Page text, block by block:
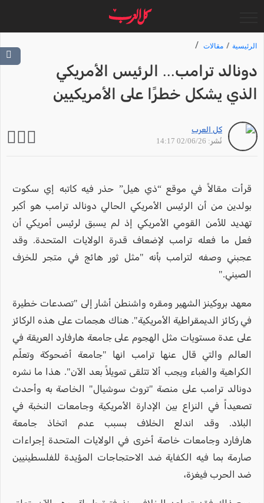
الرئيسية مقالات
دونالد ترامب... الرئيس الأمريكي
الذي يشكل خطرًا على الأمريكيين
كل العرب
نُشر: 02/06/26 14:17
قرأت مقالاً في موقع “ذي هيل” حذر فيه كاتبه إي سكوت
بولدين من أن الرئيس الأمريكي الحالي دونالد ترامب هو أكبر
تهديد للأمن القومي الأمريكي إذ لم يسبق لرئيس أمريكي أن
فعل ما فعله ترامب لإضعاف قدرة الولايات المتحدة. وقد
عجبني وصفه لترامب بأنه "مثل ثور هائج في متجر للخزف
الصيني."
معهد بروكينز الشهير ومقره واشنطن أشار إلى "تصدعات خطيرة
في ركائز الديمقراطية الأمريكية". هناك هجمات على هذه الركائز
على عدة مستويات مثل الهجوم على جامعة هارفارد العريقة في
العالم والتي قال عنها ترامب انها "جامعة أضحوكة وتعلّم
الكراهية والغباء ويجب ألا تتلقى تمويلاً بعد الآن". هذا ما نشره
دونالد ترامب على منصة "تروث سوشيال" الخاصة به وأحدث
تصعيداً في النزاع بين الإدارة الأمريكية وجامعات النخبة في
البلاد. وقد اندلع الخلاف بسبب عدم اتخاذ جامعة
هارفارد وجامعات خاصة أخرى في الولايات المتحدة إجراءات
صارمة بما فيه الكفاية ضد الاحتجاجات المؤيدة للفلسطينيين
ضد الحرب فيغزة،